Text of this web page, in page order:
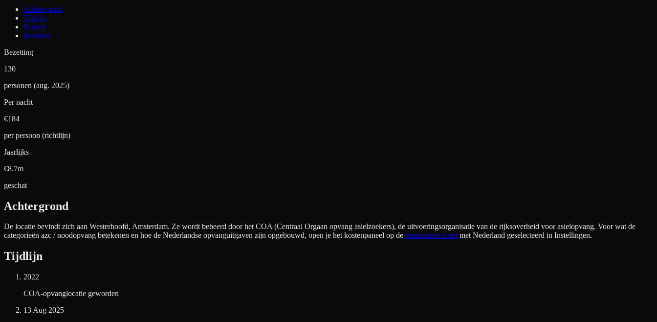
Achtergrond
Tijdlijn
Kosten
Bronnen
Bezetting
130
personen (aug. 2025)
Per nacht
€184
per persoon (richtlijn)
Jaarlijks
€8.7m
geschat
Achtergrond
De locatie bevindt zich aan Westerhoofd, Amsterdam. Ze wordt beheerd door het COA (Centraal Orgaan opvang asielzoekers), de uitvoeringsorganisatie van de rijksoverheid voor asielopvang. Voor wat de
categorieën azc / noodopvang betekenen en hoe de Nederlandse opvanguitgaven zijn opgebouwd, open je het kostenpaneel op de interactieve kaart met Nederland geselecteerd in Instellingen.
Tijdlijn
2022
COA-opvanglocatie geworden
13 Aug 2025